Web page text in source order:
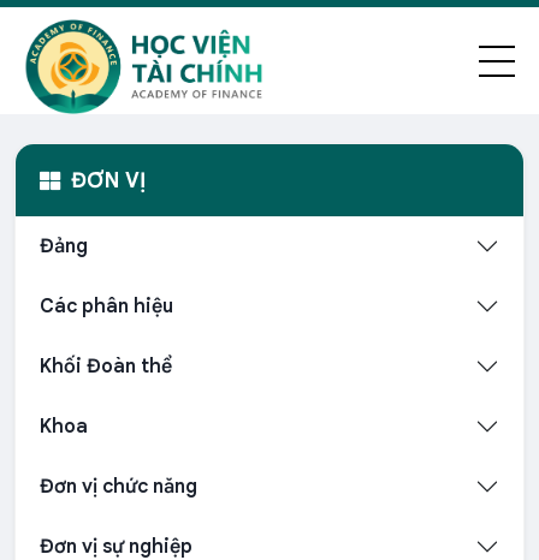
ĐƠN VỊ
Đảng
Các phân hiệu
Khối Đoàn thể
Khoa
Đơn vị chức năng
Đơn vị sự nghiệp